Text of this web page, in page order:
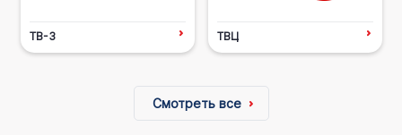
ТВ-3 ТВЦ
Смотреть все